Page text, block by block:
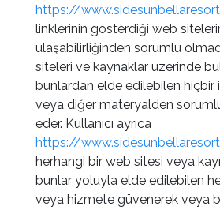
https://
linklerinin gösterdiği web
ulaşabilirliğinden sorumlu
siteleri ve kaynaklar üzerinde
bunlardan elde edilebilen hiçbir
veya diğer materyalden sorumlu
eder. Kullanıcı ayrıca
https://
herhangi bir web sitesi veya
bunlar yoluyla elde edilebilen
veya hizmete güvenerek veya